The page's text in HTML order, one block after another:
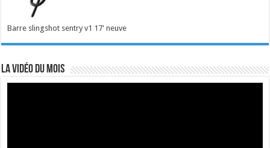
Barre slingshot sentry v1 17' neuve
La vidéo du mois